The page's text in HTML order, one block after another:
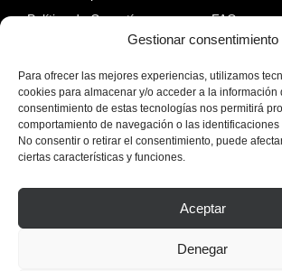
Gestionar consentimiento
Para ofrecer las mejores experiencias, utilizamos
cookies para almacenar y/o acceder a la información
consentimiento de estas tecnologías nos permitirá
comportamiento de navegación o las
No consentir o retirar el consentimiento, puede
ciertas características y funciones.
Aceptar
Denegar
Política de Garantía
Política de devoluciones
Política de envíos
Blog
FAQ
Fallos